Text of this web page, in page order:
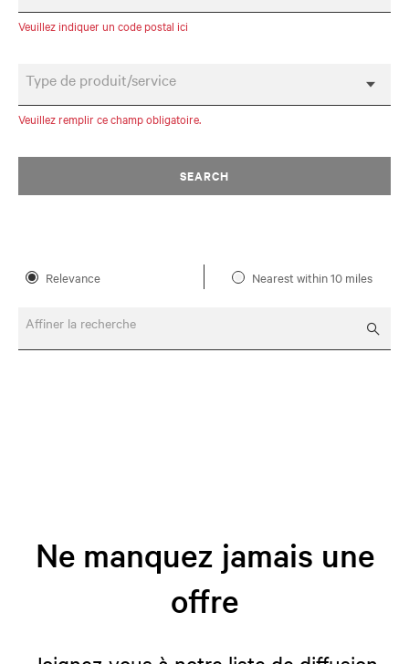
Veuillez indiquer un code postal ici
Type de produit/service
Veuillez remplir ce champ obligatoire.
SEARCH
Relevance Nearest within 10 miles
Affiner la recherche
Ne manquez jamais une
offre